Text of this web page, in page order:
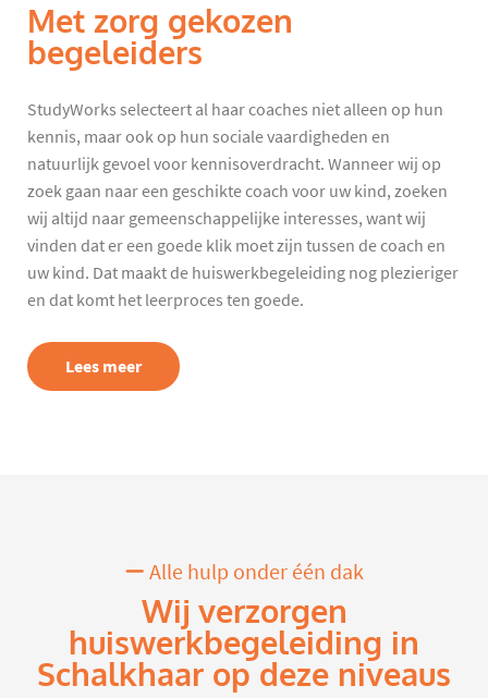
Met zorg gekozen
begeleiders
StudyWorks selecteert al haar coaches niet alleen op hun
kennis, maar ook op hun sociale vaardigheden en
natuurlijk gevoel voor kennisoverdracht. Wanneer wij op
zoek gaan naar een geschikte coach voor uw kind, zoeken
wij altijd naar gemeenschappelijke interesses, want wij
vinden dat er een goede klik moet zijn tussen de coach en
uw kind. Dat maakt de huiswerkbegeleiding nog plezieriger
en dat komt het leerproces ten goede.
Lees meer
Alle hulp onder één dak
Wij verzorgen
huiswerkbegeleiding in
Schalkhaar op deze niveaus